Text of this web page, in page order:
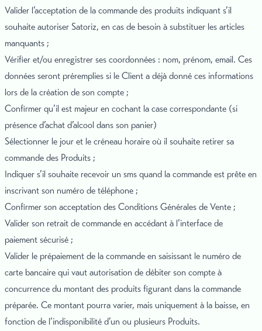
Valider l’acceptation de la commande des produits indiquant s’il
souhaite autoriser Satoriz, en cas de besoin à substituer les articles
manquants ;
Vérifier et/ou enregistrer ses coordonnées : nom, prénom, email. Ces
données seront préremplies si le Client a déjà donné ces informations
lors de la création de son compte ;
Confirmer qu’il est majeur en cochant la case correspondante (si
présence d’achat d’alcool dans son panier)
Sélectionner le jour et le créneau horaire où il souhaite retirer sa
commande des Produits ;
Indiquer s’il souhaite recevoir un sms quand la commande est prête en
inscrivant son numéro de téléphone ;
Confirmer son acceptation des Conditions Générales de Vente ;
Valider son retrait de commande en accédant à l’interface de
paiement sécurisé ;
Valider le prépaiement de la commande en saisissant le numéro de
carte bancaire qui vaut autorisation de débiter son compte à
concurrence du montant des produits figurant dans la commande
préparée. Ce montant pourra varier, mais uniquement à la baisse, en
fonction de l’indisponibilité d’un ou plusieurs Produits.